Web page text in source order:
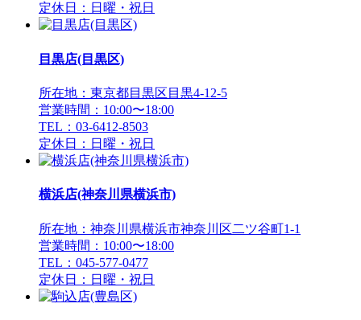
定休日：日曜・祝日
目黒店(目黒区)
所在地：東京都目黒区目黒4-12-5
営業時間：10:00〜18:00
TEL：03-6412-8503
定休日：日曜・祝日
横浜店(神奈川県横浜市)
所在地：神奈川県横浜市神奈川区二ツ谷町1-1
営業時間：10:00〜18:00
TEL：045-577-0477
定休日：日曜・祝日